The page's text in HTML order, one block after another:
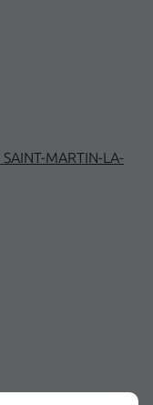
SAINT-MARTIN-LA-